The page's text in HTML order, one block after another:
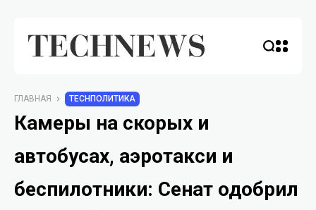
ГЛАВНАЯ TECHПОЛИТИКА
Камеры на скорых и
автобусах, аэротакси и
беспилотники: Сенат одобрил